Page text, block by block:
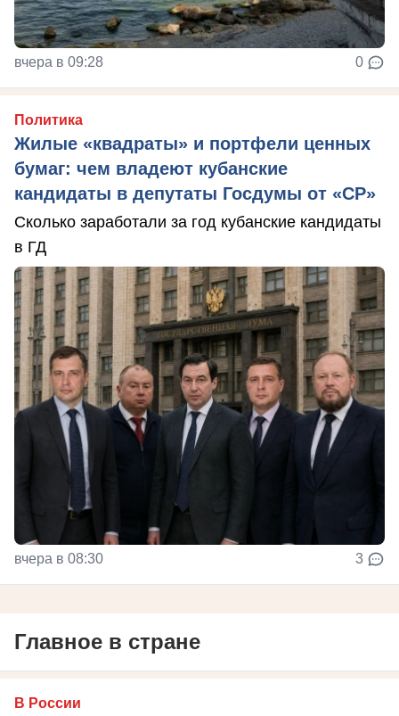
вчера в 09:28 0
Политика
Жилые «квадраты» и портфели ценных
бумаг: чем владеют кубанские
кандидаты в депутаты Госдумы от «СР»
Сколько заработали за год кубанские кандидаты
в ГД
вчера в 08:30 3
Главное в стране
В России